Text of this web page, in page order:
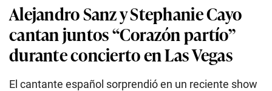
Alejandro Sanz y Stephanie Cayo
cantan juntos “Corazón partío”
durante concierto en Las Vegas
El cantante español sorprendió en un reciente show